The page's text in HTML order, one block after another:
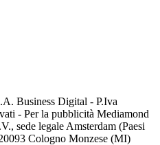
Business Digital - P.Iva
- Per la pubblicità Mediamond
sede legale Amsterdam (Paesi
Cologno Monzese (MI)